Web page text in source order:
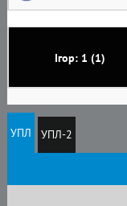
Ігор: 1 (1)
УПЛ УПЛ-2